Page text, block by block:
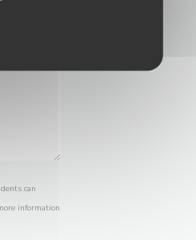
can
information